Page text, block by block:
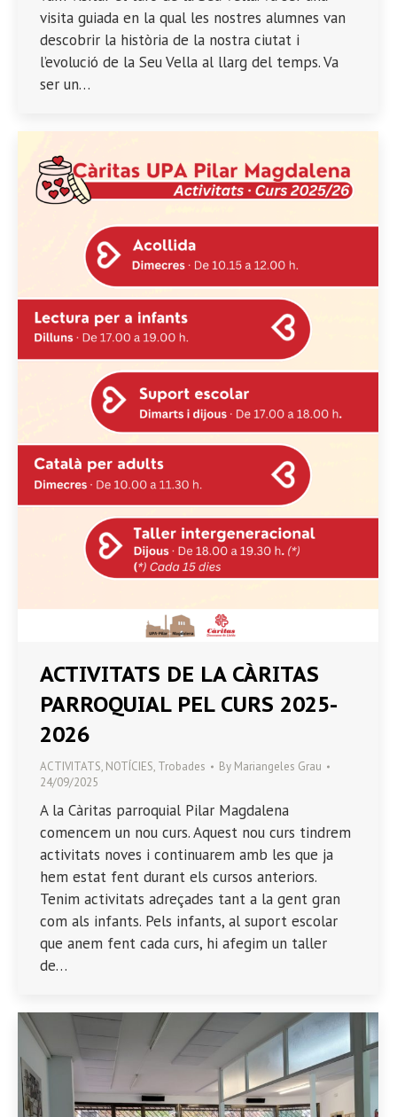
visita guiada en la qual les nostres alumnes van
descobrir la història de la nostra ciutat i
l’evolució de la Seu Vella al llarg del temps. Va
ser un…
ACTIVITATS DE LA CÀRITAS
PARROQUIAL PEL CURS 2025-
2026
ACTIVITATS, NOTÍCIES, Trobades By Mariangeles Grau
24/09/2025
A la Càritas parroquial Pilar Magdalena
comencem un nou curs. Aquest nou curs tindrem
activitats noves i continuarem amb les que ja
hem estat fent durant els cursos anteriors.
Tenim activitats adreçades tant a la gent gran
com als infants. Pels infants, al suport escolar
que anem fent cada curs, hi afegim un taller
de…